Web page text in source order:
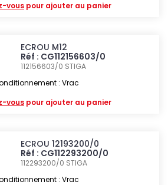
vous pour ajouter au panier
ECROU M12
Réf : CG112156603/0
112156603/0 STIGA
: Vrac
vous pour ajouter au panier
ECROU 12193200/0
Réf : CG112293200/0
112293200/0 STIGA
: Vrac